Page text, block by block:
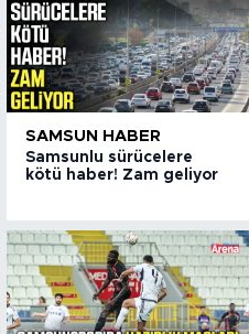
SAMSUN HABER
Samsunlu sürücelere
kötü haber! Zam geliyor